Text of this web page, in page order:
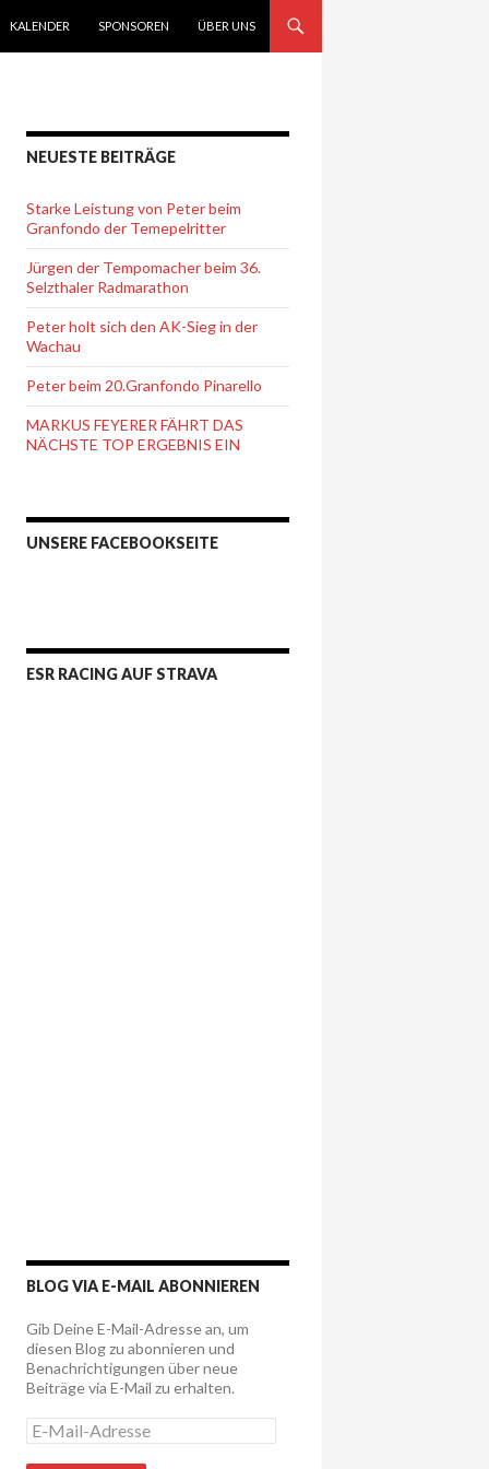
KALENDER SPONSOREN ÜBER UNS
NEUESTE BEITRÄGE
Starke Leistung von Peter beim
Granfondo der Temepelritter
Jürgen der Tempomacher beim 36.
Selzthaler Radmarathon
Peter holt sich den AK-Sieg in der
Wachau
Peter beim 20.Granfondo Pinarello
MARKUS FEYERER FÄHRT DAS
NÄCHSTE TOP ERGEBNIS EIN
UNSERE FACEBOOKSEITE
ESR RACING AUF STRAVA
BLOG VIA E-MAIL ABONNIEREN
Gib Deine E-Mail-Adresse an, um
diesen Blog zu abonnieren und
Benachrichtigungen über neue
Beiträge via E-Mail zu erhalten.
E
-